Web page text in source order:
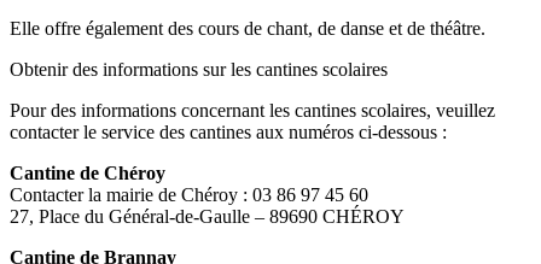
Elle offre également des cours de chant, de danse et de théâtre.
Obtenir des informations sur les cantines scolaires
Pour des informations concernant les cantines scolaires, veuillez
contacter le service des cantines aux numéros ci-dessous :
Cantine de Chéroy
Contacter la mairie de Chéroy : 03 86 97 45 60
27, Place du Général-de-Gaulle – 89690 CHÉROY
Cantine de Brannay